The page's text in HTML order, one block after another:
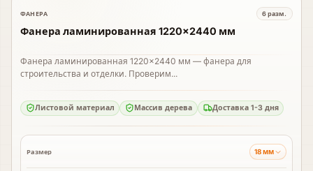
В наличии
ФАНЕРА 6разм.
Фанера ламинированная 1220×2440 мм
Фанера ламинированная 1220×2440 мм — фанера для
строительства и отделки. Проверим...
Листовой материал Массив дерева Доставка 1-3 дня
Размер 18 мм